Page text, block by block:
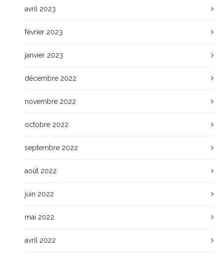
avril 2023
février 2023
janvier 2023
décembre 2022
novembre 2022
octobre 2022
septembre 2022
août 2022
juin 2022
mai 2022
avril 2022